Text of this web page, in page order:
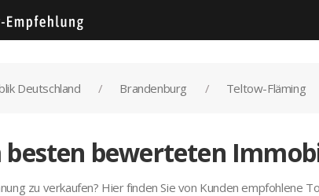
Deutschland Brandenburg Teltow-Fläming
besten bewerteten
zu verkaufen? Hier finden Sie von Kunden empfohlene